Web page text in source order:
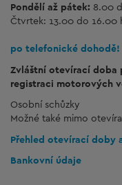
Pondělí až pátek: 8.00
Čtvrtek: 13.00 do 16.00
po telefonické dohodě!
Zvláštní otevírací doba
registraci motorových
Osobní schůzky
Možné také mimo
Přehled otevírací doby
Bankovní údaje